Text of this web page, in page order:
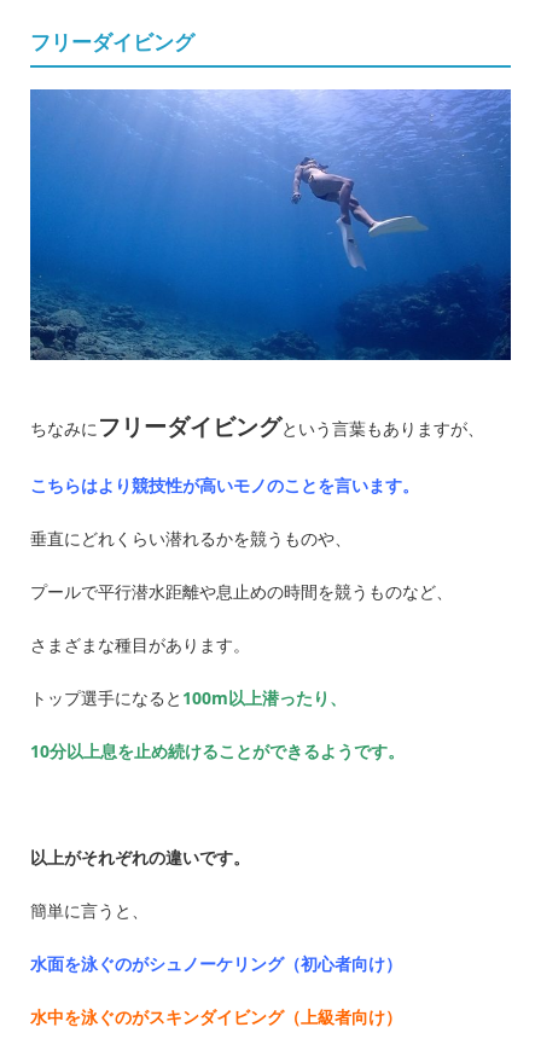
フリーダイビング
ちなみにフリーダイビングという言葉もありますが、
こちらはより競技性が高いモノのことを言います。
垂直にどれくらい潜れるかを競うものや、
プールで平行潜水距離や息止めの時間を競うものなど、
さまざまな種目があります。
トップ選手になると 100m以上潜ったり、
10分以上息を止め続けることができるようです。
以上がそれぞれの違いです。
簡単に言うと、
水面を泳ぐのがシュノーケリング（初心者向け）
水中を泳ぐのがスキンダイビング（上級者向け）